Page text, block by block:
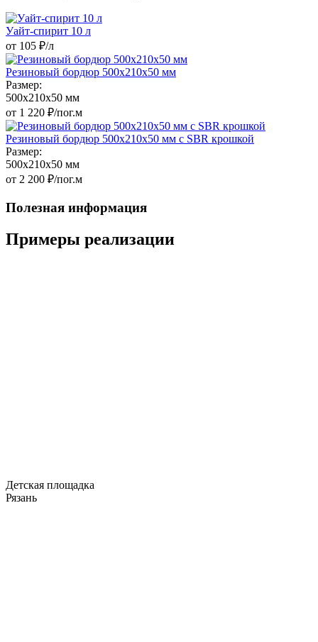
Уайт-спирит 10 л
от 105 ₽/л
Резиновый бордюр 500х210x50 мм
Размер:
500x210x50 мм
от 1 220 ₽/пог.м
Резиновый бордюр 500х210x50 мм c SBR крошкой
Размер:
500x210x50 мм
от 2 200 ₽/пог.м
Полезная информация
Примеры реализации
Детская площадка
Рязань